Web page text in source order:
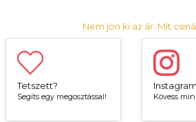
Nem jön ki az ár. Mit
Tetszett?
Segíts egy megosztással!
Instagram
Kövess